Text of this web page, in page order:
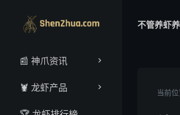
📰 神爪资讯
🦞 龙虾产品
不管养虾
当前位